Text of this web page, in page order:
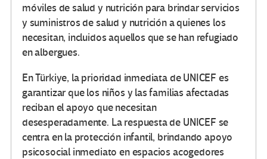
móviles de salud y nutrición para brindar servicios
y suministros de salud y nutrición a quienes los
necesitan, incluidos aquellos que se han refugiado
en albergues.
En Türkiye, la prioridad inmediata de UNICEF es
garantizar que los niños y las familias afectadas
reciban el apoyo que necesitan
desesperadamente. La respuesta de UNICEF se
centra en la protección infantil, brindando apoyo
psicosocial inmediato en espacios acogedores